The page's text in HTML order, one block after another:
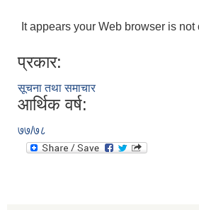
It appears your Web browser is
प्रकार:
सूचना तथा समाचार
आर्थिक वर्ष:
७७/७८